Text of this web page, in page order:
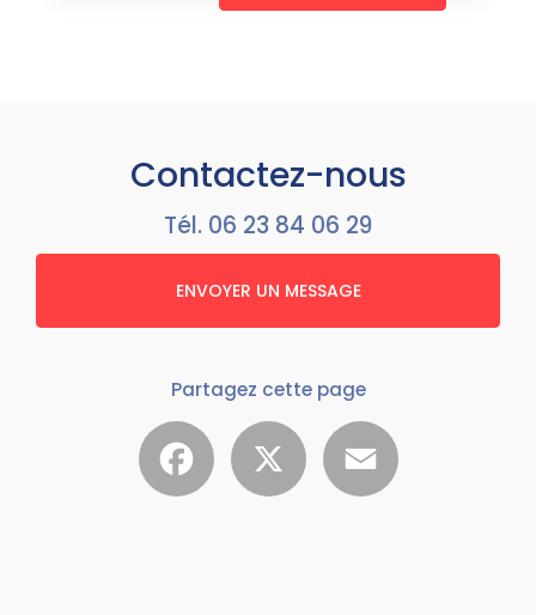
Contactez-nous
Tél. 06 23 84 06 29
ENVOYER UN MESSAGE
Partagez cette page
Facebook